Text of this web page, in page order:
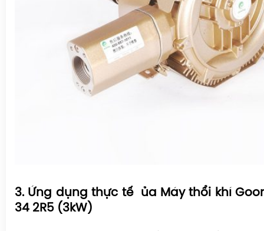
3. Ứng dụng thực tế ủa Máy thổi khí
34 2R5 (3kW)